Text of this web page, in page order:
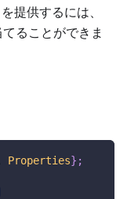
提供するには、
ることができま
Properties} ;